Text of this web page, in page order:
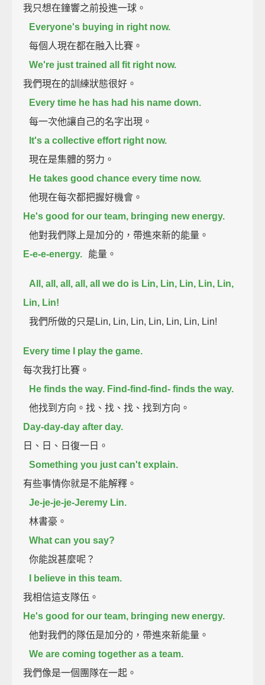
我只想在鐘響之前投進一球。
Everyone's buying in right now.
每個人現在都在融入比賽。
We're just trained all fit right now.
我們現在的訓練狀態很好。
Every time he has had his name down.
每一次他讓自己的名字出現。
It's a collective effort right now.
現在是集體的努力。
He takes good chance every time now.
他現在每次都把握好機會。
He's good for our team, bringing new energy.
他對我們隊上是加分的，帶進來新的能量。
E-e-e-energy. 能量。
All, all, all, all, all we do is Lin, Lin, Lin, Lin, Lin,
Lin, Lin!
我們所做的只是Lin, Lin, Lin, Lin, Lin, Lin, Lin!
Every time I play the game.
每次我打比賽。
He finds the way. Find-find-find- finds the way.
他找到方向。找、找、找、找到方向。
Day-day-day after day.
日、日、日復一日。
Something you just can't explain.
有些事情你就是不能解釋。
Je-je-je-je-Jeremy Lin.
林書豪。
What can you say?
你能說甚麼呢？
I believe in this team.
我相信這支隊伍。
He's good for our team, bringing new energy.
他對我們的隊伍是加分的，帶進來新能量。
We are coming together as a team.
我們像是一個團隊在一起。